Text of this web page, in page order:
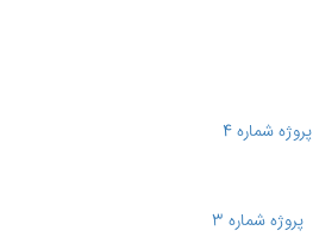
پروژه شماره 4